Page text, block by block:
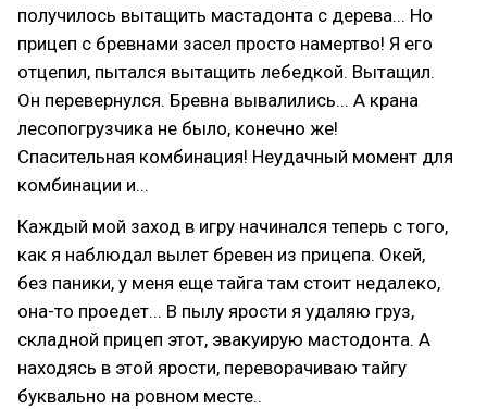
получилось вытащить мастадонта с дерева... Но
прицеп с бревнами засел просто намертво! Я его
отцепил, пытался вытащить лебедкой. Вытащил.
Он перевернулся. Бревна вывалились... А крана
лесопогрузчика не было, конечно же!
Спасительная комбинация! Неудачный момент для
комбинации и...
Каждый мой заход в игру начинался теперь с того,
как я наблюдал вылет бревен из прицепа. Окей,
без паники, у меня еще тайга там стоит недалеко,
она-то проедет... В пылу ярости я удаляю груз,
складной прицеп этот, эвакуирую мастодонта. А
находясь в этой ярости, переворачиваю тайгу
буквально на ровном месте..